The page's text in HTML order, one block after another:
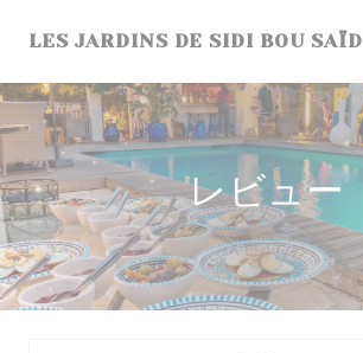
LES JARDINS DE SIDI BOU SAÏD
レビュー